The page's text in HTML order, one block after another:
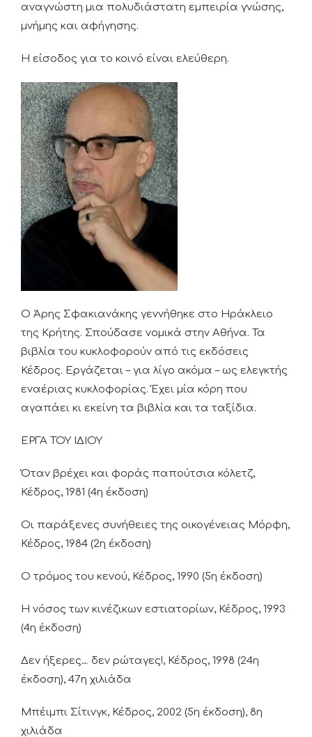
αναγνώστη μια πολυδιάστατη εμπειρία γνώσης,
μνήμης και αφήγησης.
Η είσοδος για το κοινό είναι ελεύθερη.
Ο Άρης Σφακιανάκης γεννήθηκε στο Ηράκλειο
της Κρήτης. Σπούδασε νομικά στην Αθήνα. Τα
βιβλία του κυκλοφορούν από τις εκδόσεις
Κέδρος. Εργάζεται – για λίγο ακόμα – ως ελεγκτής
εναέριας κυκλοφορίας. Έχει μία κόρη που
αγαπάει κι εκείνη τα βιβλία και τα ταξίδια.
ΕΡΓΑ ΤΟΥ ΙΔΙΟΥ
Όταν βρέχει και φοράς παπούτσια κόλετζ,
Κέδρος, 1981 (4η έκδοση)
Οι παράξενες συνήθειες της οικογένειας Μόρφη,
Κέδρος, 1984 (2η έκδοση)
Ο τρόμος του κενού, Κέδρος, 1990 (5η έκδοση)
Η νόσος των κινέζικων εστιατορίων, Κέδρος, 1993
(4η έκδοση)
Δεν ήξερες… δεν ρώταγες!, Κέδρος, 1998 (24η
έκδοση), 47η χιλιάδα
Μπέιμπι Σίτινγκ, Κέδρος, 2002 (5η έκδοση), 8η
χιλιάδα